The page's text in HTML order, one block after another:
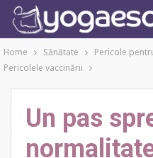
Home Sănătate
Pericole
Pericolele vaccinării
Un pas